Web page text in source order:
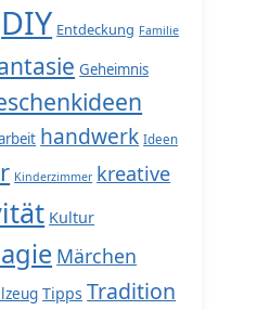
DIY Entdeckung Familie
Geheimnis
handwerk Ideen
Kinderzimmer kreative
Kultur
Märchen
Tipps Tradition